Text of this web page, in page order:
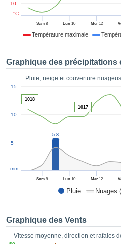
les
des
par le
nous
de
sur
ACCEPTER
CONTINUER
Température maximale
Sam8 Lun 10 Mer12
10
°C
Graphique des précipitations
Pluie, neige et couverture
Pluie Nuages
Sam8 Lun 10 Mer12
5
10
15
mm
5.8
1018
1017
Graphique des Vents
Vitesse moyenne, direction et rafales